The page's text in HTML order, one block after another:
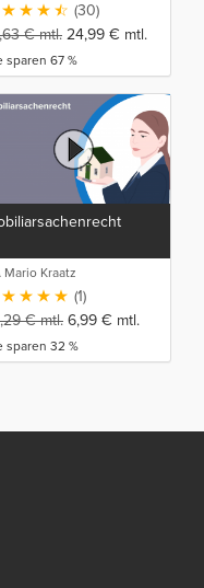
(30)
€mtl. 24,99 € mtl.
sparen 67 %
Mario Kraatz
(1)
€mtl. 6,99 € mtl.
sparen 32 %